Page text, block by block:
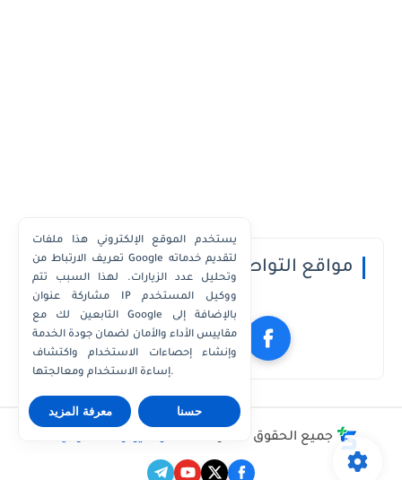
مواقع التواصل الاجتماعي
جميع الحقوق محفوظة ©
يستخدم الموقع الإلكتروني هذا ملفات
تعريف الارتباط من Google لتقديم خدماته
وتحليل عدد الزيارات. لهذا السبب تتم
مشاركة عنوان IP ووكيل المستخدم
التابعين لك مع Google بالإضافة إلى
مقاييس الأداء والأمان لضمان جودة الخدمة
وإنشاء إحصاءات الاستخدام واكتشاف
إساءة الاستخدام ومعالجتها.
معرفة المزيد حسنا